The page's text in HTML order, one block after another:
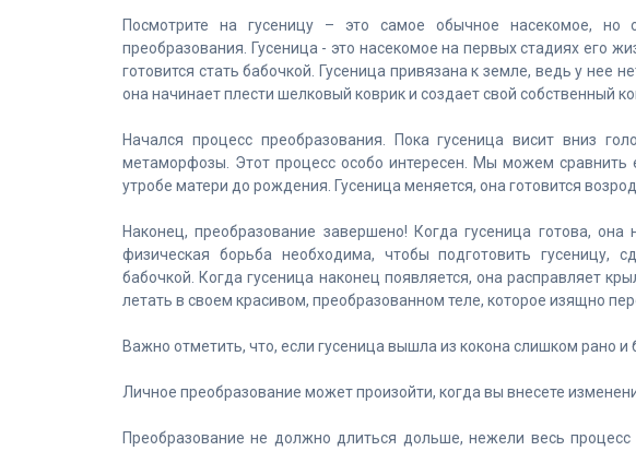
Посмотрите на гусеницу – это самое обычное насекомое, но
преобразования. Гусеница - это насекомое на первых стадиях его
готовится стать бабочкой. Гусеница привязана к земле, ведь у нее
она начинает плести шелковый коврик и создает свой собственный
Начался процесс преобразования. Пока гусеница висит вниз
метаморфозы. Этот процесс особо интересен. Мы можем сравнить
утробе матери до рождения. Гусеница меняется, она готовится
Наконец, преобразование завершено! Когда гусеница готова,
физическая борьба необходима, чтобы подготовить гусеницу,
бабочкой. Когда гусеница наконец появляется, она расправляет
летать в своем красивом, преобразованном теле, которое изящно
Важно отметить, что, если гусеница вышла из кокона слишком рано
Личное преобразование может произойти, когда вы внесете
Преобразование не должно длиться дольше, нежели весь